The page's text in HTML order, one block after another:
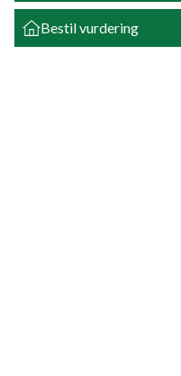
Ejendommen er separatkloakeret.
Bestil vurdering